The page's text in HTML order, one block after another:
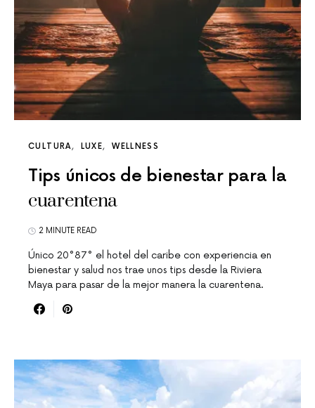
CULTURA LUXE WELLNESS
Tips únicos de bienestar para la
cuarentena
2 MINUTE READ
Único 20°87° el hotel del caribe con experiencia en
bienestar y salud nos trae unos tips desde la Riviera
Maya para pasar de la mejor manera la cuarentena.